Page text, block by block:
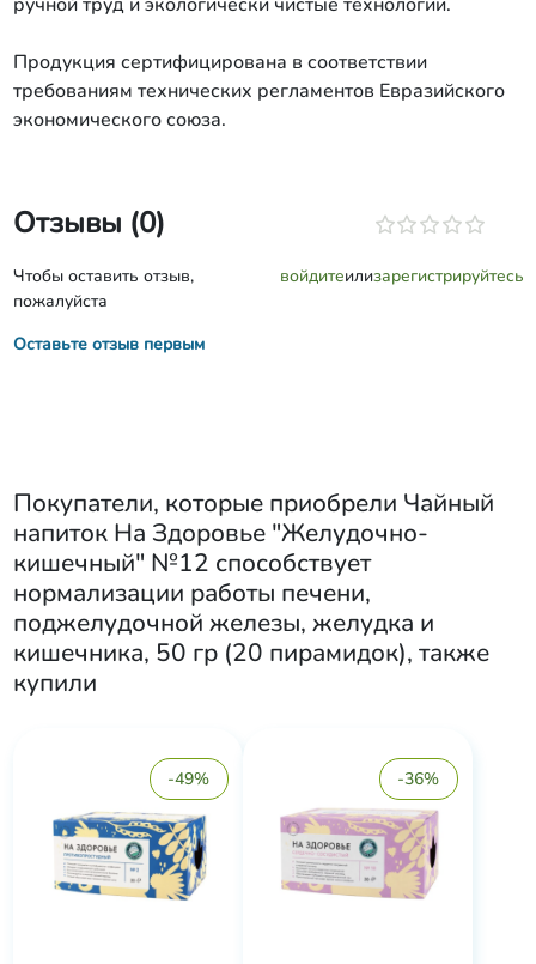
Продукция сертифицирована в соответствии
требованиям технических регламентов Евразийского
экономического союза.
Отзывы (0)
Чтобы оставить отзыв,
пожалуйста
войдитеилизарегистрируйтесь
Оставьте отзыв первым
Покупатели, которые приобрели Чайный
напиток На Здоровье "Желудочно-
кишечный" №12 способствует
нормализации работы печени,
поджелудочной железы, желудка и
кишечника​, 50 гр (20 пирамидок), также
купили
-49% -36%